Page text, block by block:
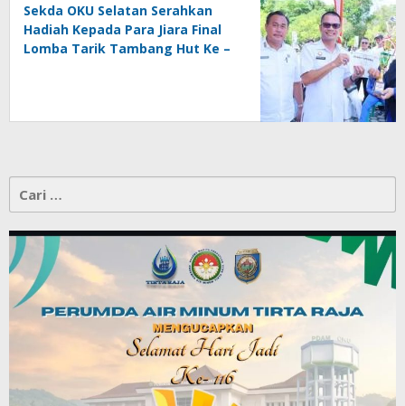
Sekda OKU Selatan Serahkan
Hadiah Kepada Para Jiara Final
Lomba Tarik Tambang Hut Ke –
untuk: